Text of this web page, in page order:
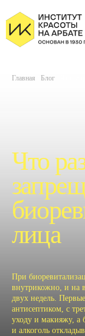
Главная Блог
Что
лица
При
внутрикожно, и на
двух недель.
антисептиком, с
уходу и макияжу, а
и алкоголь